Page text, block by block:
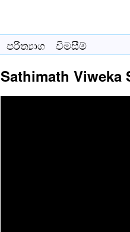
පරිත්‍යාග විමසීම්
Sathimath Viweka